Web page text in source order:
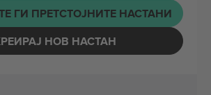
ГИ ПРЕТСТОЈНИТЕ НАСТАНИ
НОВ НАСТАН